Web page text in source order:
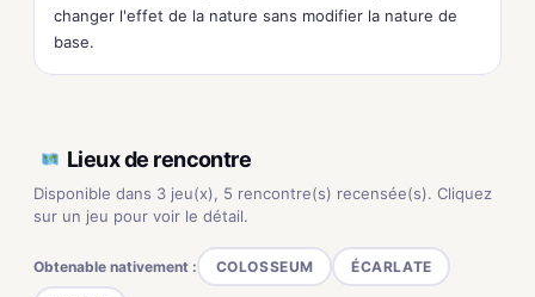
changer l'effet de la nature sans modifier la nature de
base.
Lieux de rencontre
Disponible dans 3 jeu(x), 5 rencontre(s) recensée(s). Cliquez
sur un jeu pour voir le détail.
Obtenable nativement : COLOSSEUM ÉCARLATE